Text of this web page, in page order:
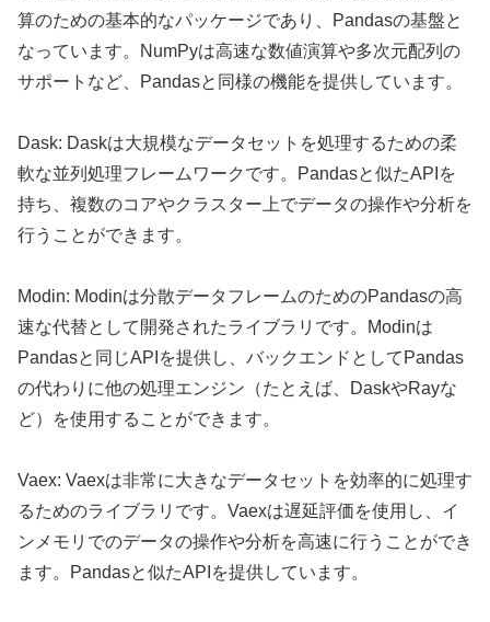
算のための基本的なパッケージであり、Pandasの基盤と
なっています。NumPyは高速な数値演算や多次元配列の
サポートなど、Pandasと同様の機能を提供しています。
Dask: Daskは大規模なデータセットを処理するための柔
軟な並列処理フレームワークです。Pandasと似たAPIを
持ち、複数のコアやクラスター上でデータの操作や分析を
行うことができます。
Modin: Modinは分散データフレームのためのPandasの高
速な代替として開発されたライブラリです。Modinは
Pandasと同じAPIを提供し、バックエンドとしてPandas
の代わりに他の処理エンジン（たとえば、DaskやRayな
ど）を使用することができます。
Vaex: Vaexは非常に大きなデータセットを効率的に処理す
るためのライブラリです。Vaexは遅延評価を使用し、イ
ンメモリでのデータの操作や分析を高速に行うことができ
ます。Pandasと似たAPIを提供しています。